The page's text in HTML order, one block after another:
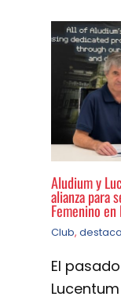
Aludium y
alianza para
Femenino en
Club,
El